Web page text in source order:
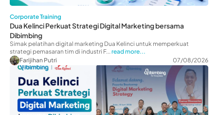
Corporate Training
Dua Kelinci Perkuat Strategi Digital Marketing bersama
Dibimbing
Simak pelatihan digital marketing Dua Kelinci untuk memperkuat
strategi pemasaran tim di industri F...read more...
Farijihan Putri
07/08/2026